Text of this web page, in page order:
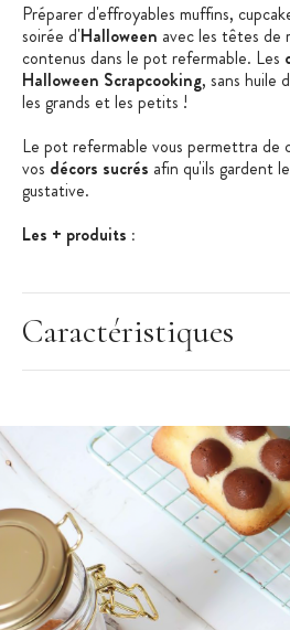
Préparer d'effroyables muffins,
soirée d'Halloween avec les têtes de
contenus dans le pot refermable. Les
Halloween Scrapcooking, sans huile
les grands et les petits !
Le pot refermable vous permettra de
vos décors sucrés afin qu'ils gardent
gustative.
Les + produits :
Idéal pour Halloween
Décors en Sucre
Thème : Halloween
Motifs : Os et Têtes de Mort
Poids net : 50g
Conditionnement : Pot refermable
Sans huile de palme
Ingrédients : sucre, farine de riz,
Caractéristiques